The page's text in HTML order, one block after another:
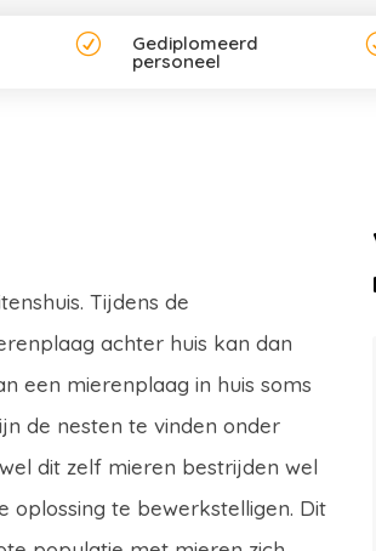
R Gediplomeerd
personeel
Tijdens de
achter huis kan dan
een mierenplaag in huis soms
de nesten te vinden onder
dit zelf mieren bestrijden wel
te bewerkstelligen. Dit